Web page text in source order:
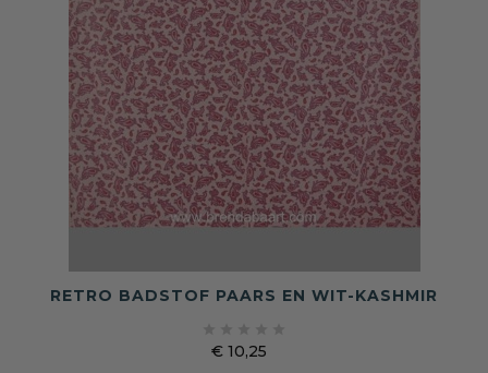
RETRO BADSTOF PAARS EN WIT-KASHMIR
€ 10,25